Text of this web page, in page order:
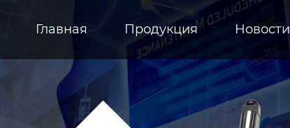
Главная Продукция Новости